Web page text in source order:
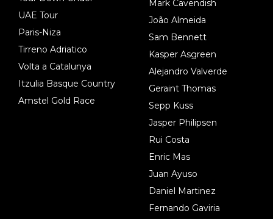
UAE Tour
Paris-Niza
Tirreno Adriatico
Volta a Catalunya
Itzulia Basque Country
Amstel Gold Race
Mark Cavendish
João Almeida
Sam Bennett
Kasper Asgreen
Alejandro Valverde
Geraint Thomas
Sepp Kuss
Jasper Philipsen
Rui Costa
Enric Mas
Juan Ayuso
Daniel Martinez
Fernando Gaviria